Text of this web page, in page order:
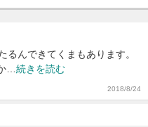
んできてくまもあります。
… 続きを読む
2018/8/24